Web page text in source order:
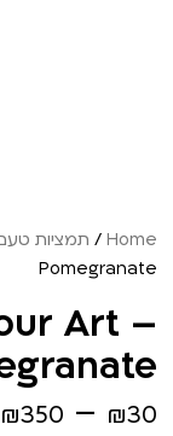
Home
/ תמציות
Pomegranate
Art –
₪30
–
₪350